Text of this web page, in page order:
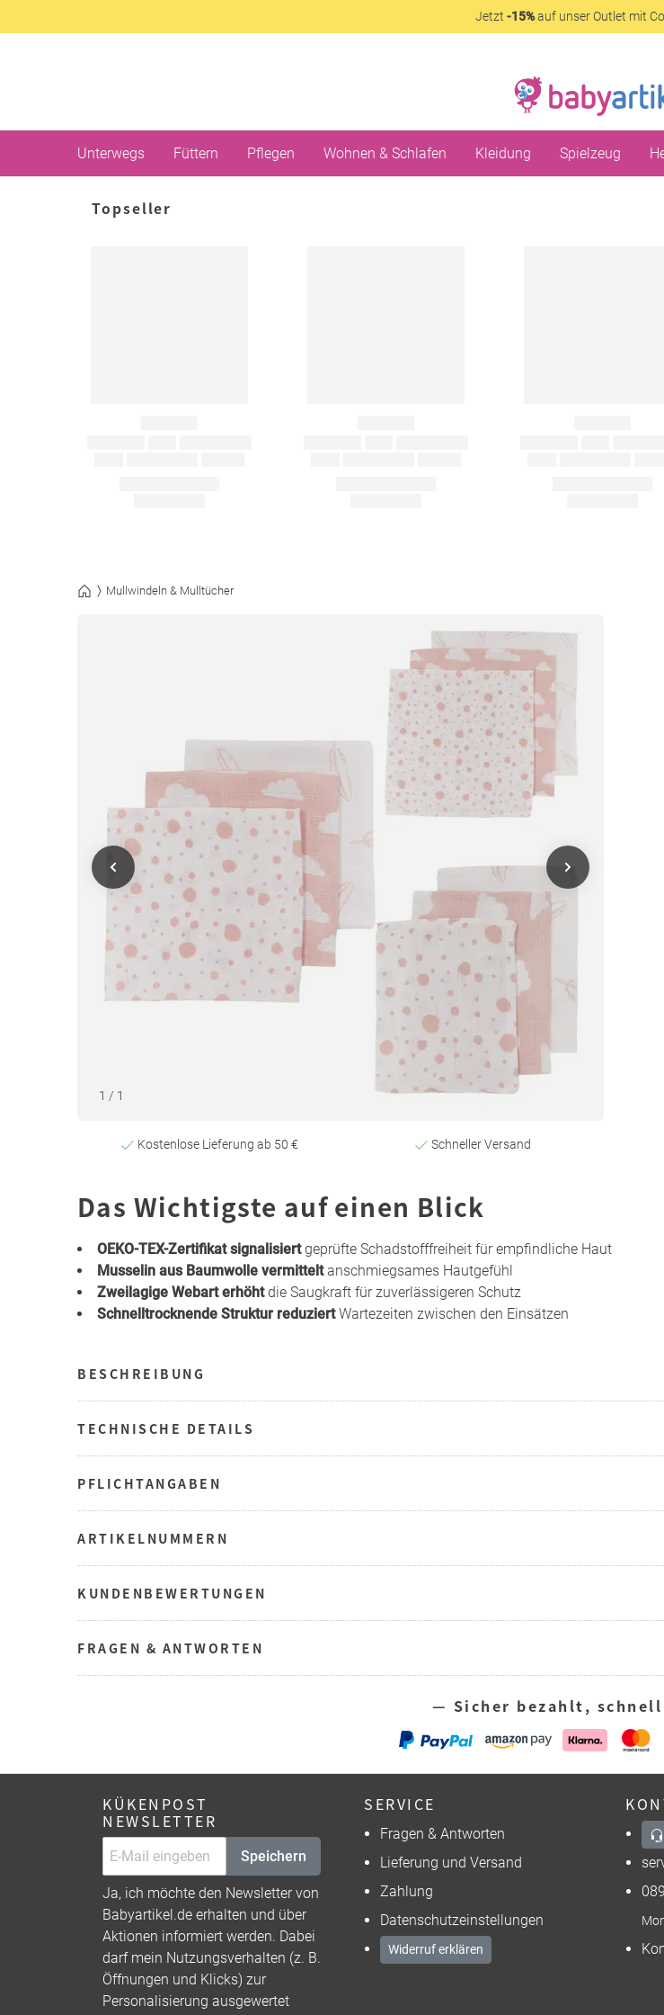
Jetzt -15%auf unser Outlet mit
Unterwegs Füttern Pflegen Wohnen & Schlafen Kleidung Spielzeug
Topseller
Mullwindeln & Mulltücher
1 / 1
Kostenlose Lieferung ab 50 € Schneller Versand
Das Wichtigste auf einen Blick
OEKO-TEX-Zertifikat signalisiertgeprüfte Schadstofffreiheit für empfindliche Haut
Musselin aus Baumwolle vermitteltanschmiegsames Hautgefühl
Zweilagige Webart erhöhtdie Saugkraft für zuverlässigeren Schutz
Schnelltrocknende Struktur reduziertWartezeiten zwischen den Einsätzen
BESCHREIBUNG
TECHNISCHE DETAILS
PFLICHTANGABEN
ARTIKELNUMMERN
KUNDENBEWERTUNGEN
FRAGEN & ANTWORTEN
— Sicher bezahlt,
KÜKENPOST
NEWSLETTER
Speichern
Ja, ich möchte den Newsletter von
Babyartikel.de erhalten und über
Aktionen informiert werden. Dabei
darf mein Nutzungsverhalten (z. B.
Öffnungen und Klicks) zur
Personalisierung ausgewertet
SERVICE
Fragen & Antworten
Lieferung und Versand
Zahlung
Datenschutzeinstellungen
Widerruf erklären